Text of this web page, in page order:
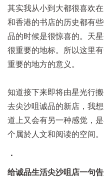
其实我从小到大都很喜欢
和香港的书店的历史都有
品的时候是很惊喜的。天
很重要的地标。所以这里
重要的地方的意义。
知道接下来即将由星光行
去尖沙咀诚品的新店，我
道上又会有另一种感觉，
个属於人文和阅读的空间。
．
给诚品生活尖沙咀店一句